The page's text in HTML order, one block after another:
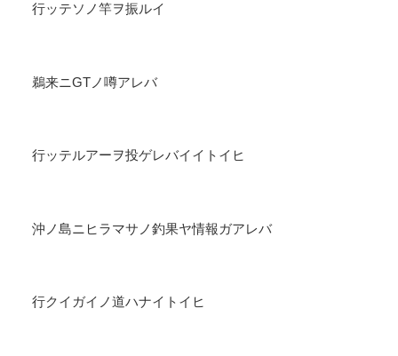
行ッテソノ竿ヲ振ルイ
鵜来ニGTノ噂アレバ
行ッテルアーヲ投ゲレバイイトイヒ
沖ノ島ニヒラマサノ釣果ヤ情報ガアレバ
行クイガイノ道ハナイトイヒ